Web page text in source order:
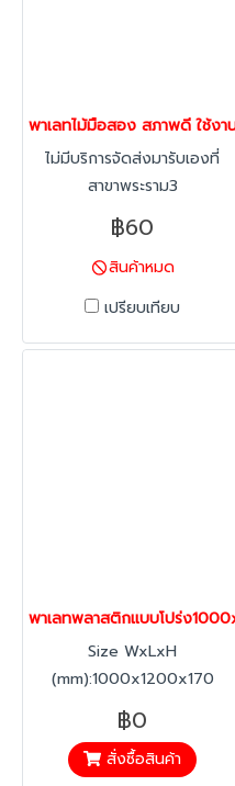
พาเลทไม้มือสอง สภาพดี ใช้งา
ไม่มีบริการจัดส่งมารับเองที่
สาขาพระราม3
฿60
สินค้าหมด
เปรียบเทียบ
พาเลทพลาสติกแบบโปร่ง
Size WxLxH
(mm):1000x1200x170
฿0
สั่งซื้อสินค้า